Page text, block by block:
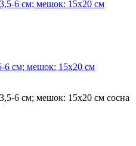
6 см; мешок: 15х20 см
сосна